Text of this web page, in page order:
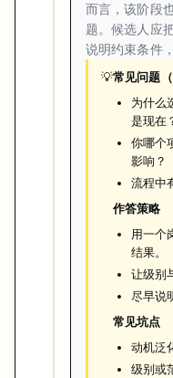
而言，该阶段
题。候选人应
说明约束条件
💡常见问题（
为什么
是现在
你哪个
影响？
流程中
作答策略
用一个
结果。
让级别
尽早说
常见坑点
动机泛
级别或